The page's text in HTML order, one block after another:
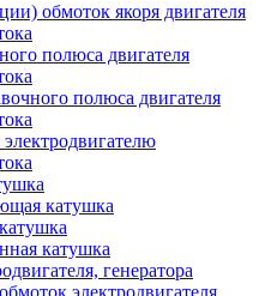
обмоток якоря двигателя
полюса двигателя
полюса двигателя
катушка
катушка
генератора
электродвигателя